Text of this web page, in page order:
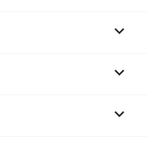

keyboard_arrow_down
